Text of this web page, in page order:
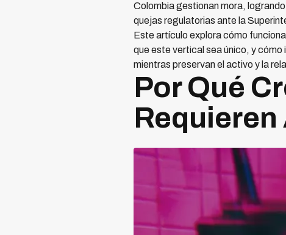
Colombia gestionan mora,
quejas regulatorias ante la
Este artículo explora cómo
que este vertical sea único, y
mientras preservan el activo y la
Por Qué